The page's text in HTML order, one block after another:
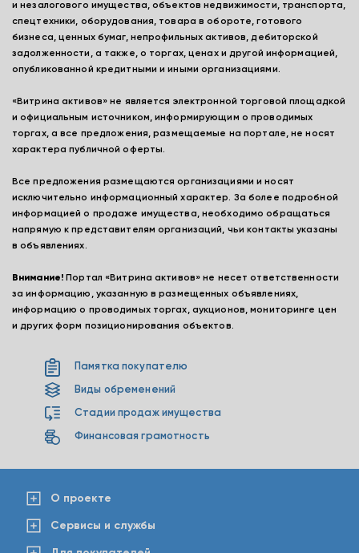
и незалогового имущества, объектов недвижимости, транспорта,
спецтехники, оборудования, товара в обороте, готового
бизнеса, ценных бумаг, непрофильных активов, дебиторской
задолженности, а также, о торгах, ценах и другой информацией,
опубликованной кредитными и иными организациями.
«Витрина активов» не является электронной торговой площадкой
и официальным источником, информирующим о проводимых
торгах, а все предложения, размещаемые на портале, не носят
характера публичной оферты.
Все предложения размещаются организациями и носят
исключительно информационный характер. За более подробной
информацией о продаже имущества, необходимо обращаться
напрямую к представителям организаций, чьи контакты указаны
в объявлениях.
Внимание! Портал «Витрина активов» не несет ответственности
за информацию, указанную в размещенных объявлениях,
информацию о проводимых торгах, аукционов, мониторинге цен
и других форм позиционирования объектов.
Памятка покупателю
Виды обременений
Стадии продаж имущества
Финансовая грамотность
О проекте
Сервисы и службы